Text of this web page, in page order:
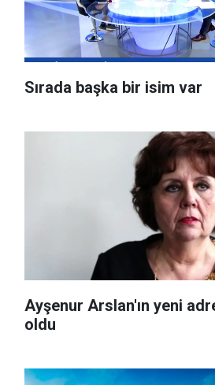
Sırada başka bir isim var
Ayşenur Arslan'ın yeni
oldu